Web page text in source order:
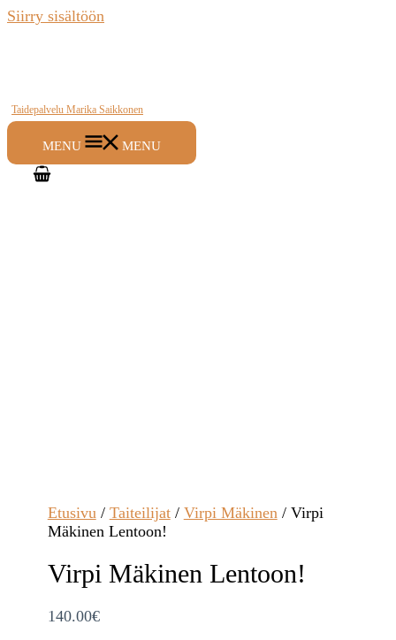
Siirry sisältöön
Taidepalvelu Marika Saikkonen
MENU MENU
Etusivu/ Taiteilijat/ Virpi Mäkinen/ Virpi
Mäkinen Lentoon!
Virpi Mäkinen Lentoon!
140.00€